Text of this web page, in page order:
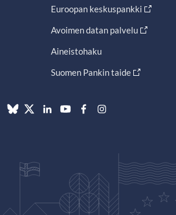
Euroopan keskuspankki
Avoimen datan palvelu
Aineistohaku
Suomen Pankin taide